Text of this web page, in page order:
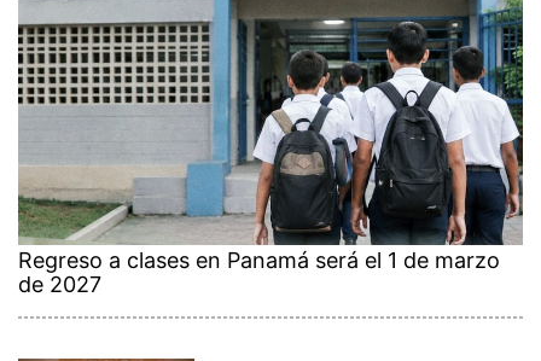
Regreso a clases en Panamá será el 1 de marzo
de 2027